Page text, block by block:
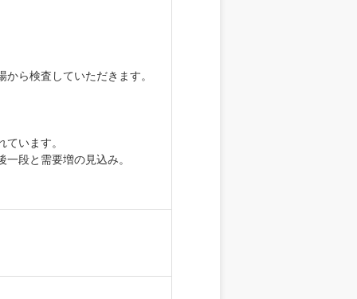
ら検査していただきます。
います。
段と需要増の見込み。